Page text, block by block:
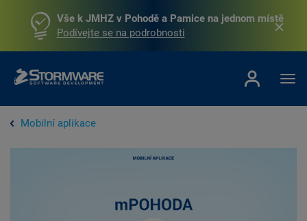
Vše k JMHZ v Pohodě a Pamice na jednom místě
Podívejte se na podrobnosti
Mobilní aplikace